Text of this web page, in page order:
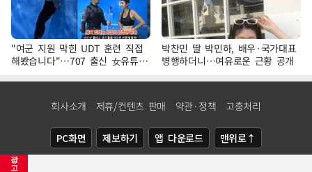
광
고
"여군 지원 막힌 UDT 훈련 직접
해봤습니다"…707 출신 女유튜버
'완벽 소화'
박찬민 딸 박민하, 배우·국가대표
병행하더니…여유로운 근황 공개
회사소개 제휴/컨텐츠 판매 약관·정책 고충처리
PC화면 제보하기 앱 다운로드 맨위로↑